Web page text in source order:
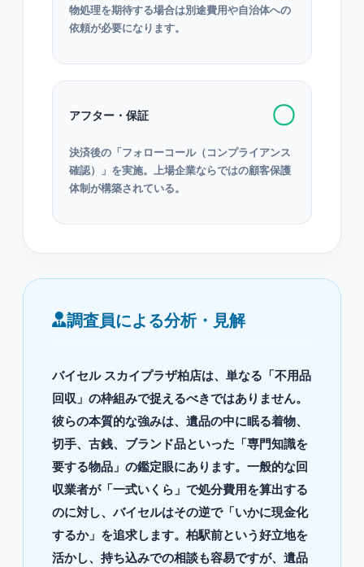
物処理を期待する場合は別途費用や自治体への
依頼が必要になります。
アフター・保証 〇
決済後の「フォローコール（コンプライアンス
確認）」を実施。上場企業ならではの顧客保護
体制が構築されている。
調査員による分析・見解
バイセル スカイプラザ柏店は、単なる「不用品
回収」の枠組みで捉えるべきではありません。
彼らの本質的な強みは、遺品の中に眠る着物、
切手、古銭、ブランド品といった「専門知識を
要する物品」の鑑定眼にあります。一般的な回
収業者が「一式いくら」で処分費用を算出する
のに対し、バイセルはその逆で「いかに現金化
するか」を追求します。柏駅前という好立地を
活かし、持ち込みでの相談も容易ですが、遺品